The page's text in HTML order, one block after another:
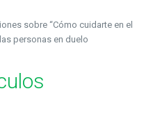
sobre “Cómo cuidarte en el
personas en duelo